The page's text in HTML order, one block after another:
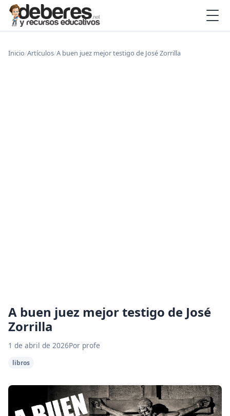
Inicio/Artículos/A buen juez mejor testigo de José Zorrilla
A buen juez mejor testigo de José
Zorrilla
1 de abril de 2026Por profe
libros